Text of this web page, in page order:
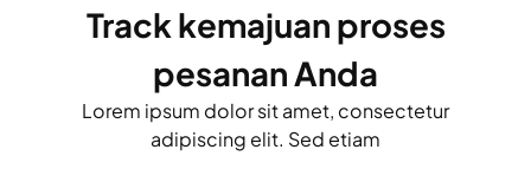
Track kemajuan proses
pesanan Anda
Lorem ipsum dolor sit amet, consectetur
adipiscing elit. Sed etiam